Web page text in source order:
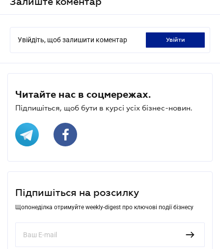
Увійдіть, щоб залишити коментар увійти
Читайте нас в соцмережах.
Підпишіться, щоб бути в курсі усіх бізнес-новин.
Підпишіться на розсилку
Щопонеділка отримуйте weekly-digest про ключові події бізнесу